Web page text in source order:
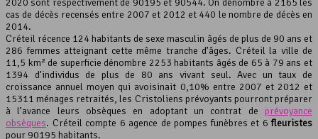
Leaflet, © OpenStreetMapcontributeurs
cas de décès recensés entre 2007 et 2012 et 440 le nombre de décès en
2014.
Créteil récence 124 habitants de sexe masculin âgés de plus de 90 ans et
286 femmes atteignant cette même tranche d’âges. Créteil la ville de
11,5 km² de superficie dénombre 2253 habitants âgés de 65 à 79 ans et
1394 d’individus de plus de 80 ans vivant seul. Avec un taux de
croissance annuel moyen qui avoisinait 0,10% entre 2007 et 2012 et
15311 ménages retraités, les Cristoliens prévoyants pourront préparer
à l’avance leurs obsèques en adoptant un contrat de prévoyance
obsèques. Créteil compte 6 agence de pompes funèbres et 6fleuristes
pour 90195 habitants.